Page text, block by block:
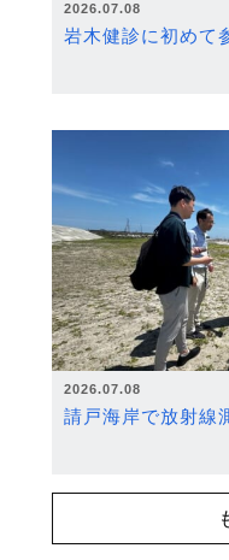
2026.07.08
岩木健診に初めて
2026.07.08
請戸海岸で放射線